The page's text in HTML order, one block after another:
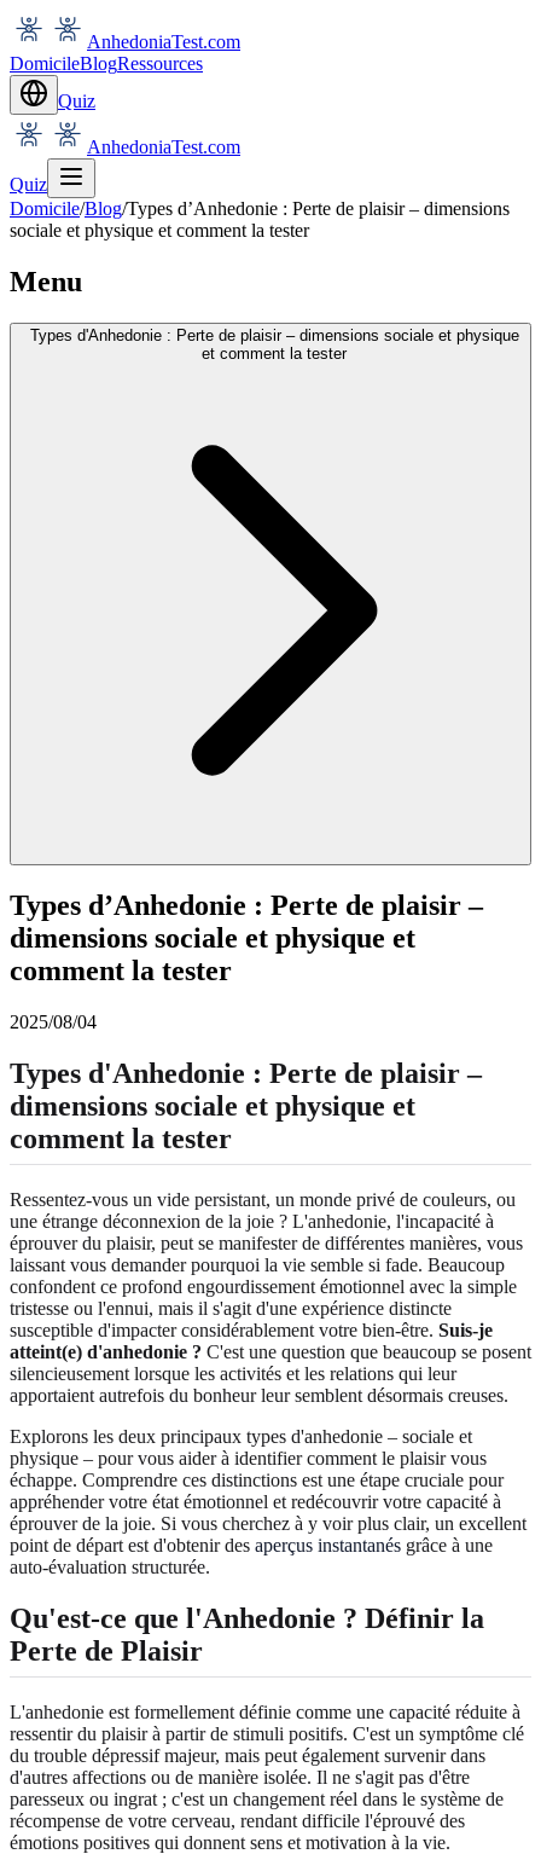
AnhedoniaTest.com
DomicileBlogRessources
Quiz
AnhedoniaTest.com
Quiz
Domicile/Blog/Types d’Anhedonie : Perte de plaisir – dimensions
sociale et physique et comment la tester
Menu
Types d'Anhedonie : Perte de plaisir – dimensions sociale et physique
et comment la tester
Types d’Anhedonie : Perte de plaisir –
dimensions sociale et physique et
comment la tester
2025/08/04
Types d'Anhedonie : Perte de plaisir –
dimensions sociale et physique et
comment la tester
Ressentez-vous un vide persistant, un monde privé de couleurs, ou
une étrange déconnexion de la joie ? L'anhedonie, l'incapacité à
éprouver du plaisir, peut se manifester de différentes manières, vous
laissant vous demander pourquoi la vie semble si fade. Beaucoup
confondent ce profond engourdissement émotionnel avec la simple
tristesse ou l'ennui, mais il s'agit d'une expérience distincte
susceptible d'impacter considérablement votre bien-être. Suis-je
atteint(e) d'anhedonie ? C'est une question que beaucoup se posent
silencieusement lorsque les activités et les relations qui leur
apportaient autrefois du bonheur leur semblent désormais creuses.
Explorons les deux principaux types d'anhedonie – sociale et
physique – pour vous aider à identifier comment le plaisir vous
échappe. Comprendre ces distinctions est une étape cruciale pour
appréhender votre état émotionnel et redécouvrir votre capacité à
éprouver de la joie. Si vous cherchez à y voir plus clair, un excellent
point de départ est d'obtenir des aperçus instantanés grâce à une
auto-évaluation structurée.
Qu'est-ce que l'Anhedonie ? Définir la
Perte de Plaisir
L'anhedonie est formellement définie comme une capacité réduite à
ressentir du plaisir à partir de stimuli positifs. C'est un symptôme clé
du trouble dépressif majeur, mais peut également survenir dans
d'autres affections ou de manière isolée. Il ne s'agit pas d'être
paresseux ou ingrat ; c'est un changement réel dans le système de
récompense de votre cerveau, rendant difficile l'éprouvé des
émotions positives qui donnent sens et motivation à la vie.